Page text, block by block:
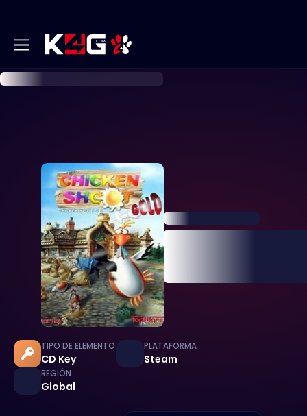
TIPO DE ELEMENTO
CD Key
PLATAFORMA
Steam
REGIÓN
Global